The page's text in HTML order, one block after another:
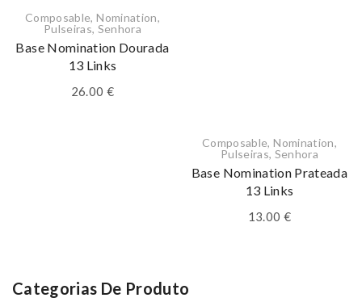
Composable,Nomination,
Pulseiras, Senhora
Base Nomination Dourada
13 Links
26.00 €
Composable,Nomination,
Pulseiras, Senhora
Base Nomination Prateada
13 Links
13.00 €
Categorias De Produto